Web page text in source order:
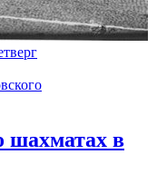
шахматах в